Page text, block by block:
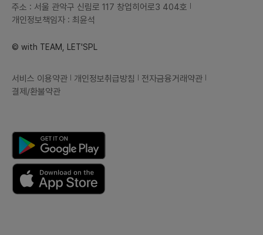
주소 : 서울 관악구 신림로 117 창업히어로3 404호
개인정보책임자 : 최윤석
© with TEAM, LET'SPL
서비스 이용약관 개인정보취급방침
전자금융거래약관
결제/환불약관